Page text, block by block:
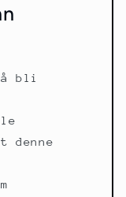
bli
denne